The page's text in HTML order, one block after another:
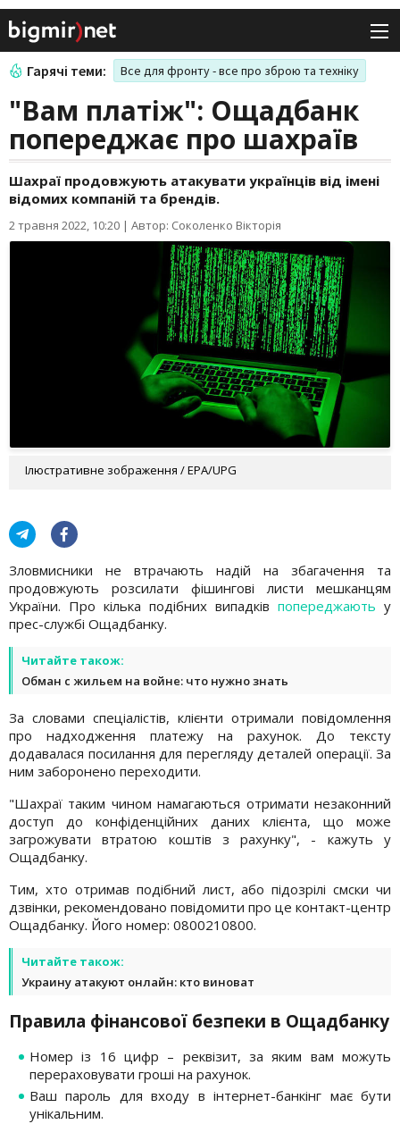
Гарячі теми: Все для фронту - все про зброю та техніку
"Вам платіж": Ощадбанк
попереджає про шахраїв
Шахраї продовжують атакувати українців від імені
відомих компаній та брендів.
2 травня 2022, 10:20 | Автор: Соколенко Вікторія
Ілюстративне зображення / EPA/UPG
Зловмисники не втрачають надій на збагачення та
продовжують розсилати фішингові листи мешканцям
України. Про кілька подібних випадків попереджають у
прес-службі Ощадбанку.
Читайте також:
Обман с жильем на войне: что нужно знать
За словами спеціалістів, клієнти отримали повідомлення
про надходження платежу на рахунок. До тексту
додавалася посилання для перегляду деталей операції. За
ним заборонено переходити.
"Шахраї таким чином намагаються отримати незаконний
доступ до конфіденційних даних клієнта, що може
загрожувати втратою коштів з рахунку", - кажуть у
Ощадбанку.
Тим, хто отримав подібний лист, або підозрілі смски чи
дзвінки, рекомендовано повідомити про це контакт-центр
Ощадбанку. Його номер: 0800210800.
Читайте також:
Украину атакуют онлайн: кто виноват
Правила фінансової безпеки в Ощадбанку
Номер із 16 цифр – реквізит, за яким вам можуть
перераховувати гроші на рахунок.
Ваш пароль для входу в інтернет-банкінг має бути
унікальним.